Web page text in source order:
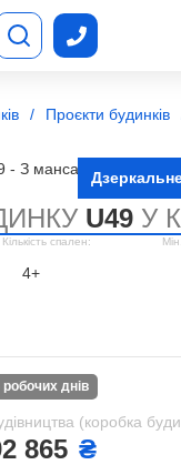
Проєкти будинків
U49 У
Кількість спален:
4+
робочих днів
(коробка
865 ₴